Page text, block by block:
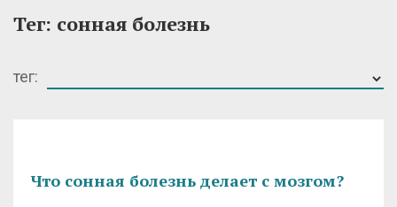
Тег: сонная болезнь
тег:
Что сонная болезнь делает с мозгом?